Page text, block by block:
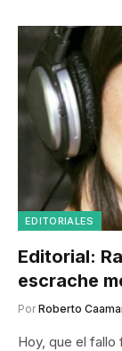
EDITORIALES
Editorial:
escrache
Por Roberto
Hoy, que el